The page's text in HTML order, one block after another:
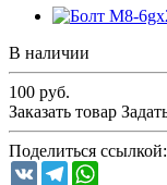
В наличии
100 руб.
Заказать товар
Поделиться ссылкой:
VK Telegram